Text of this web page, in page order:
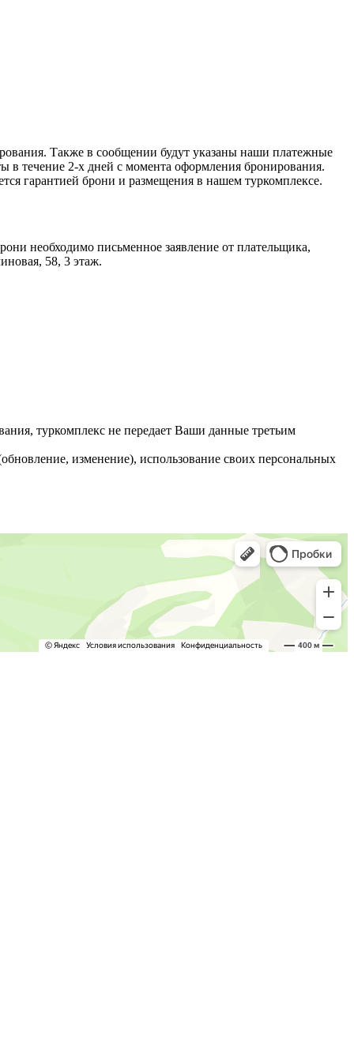
Также в сообщении будут указаны наши платежные
в течение 2-х дней с момента оформления бронирования.
гарантией брони и размещения в нашем туркомплексе.
необходимо письменное заявление от плательщика,
58, 3 этаж.
туркомплекс не передает Ваши данные третьим
изменение), использование своих персональных